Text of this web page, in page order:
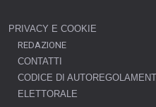
PRIVACY E COOKIE
REDAZIONE
CONTATTI
CODICE DI
ELETTORALE